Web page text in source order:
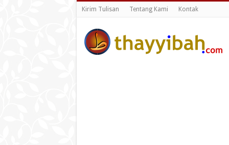
Kirim Tulisan Tentang Kami Kontak